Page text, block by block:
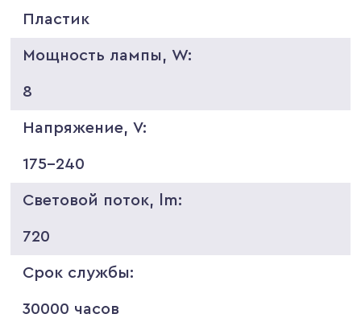
Пластик
Мощность лампы, W:
8
Напряжение, V:
175-240
Световой поток, lm:
720
Срок службы:
30000 часов